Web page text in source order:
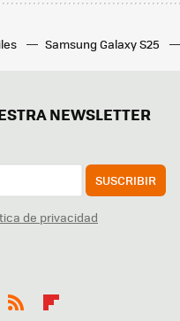
Samsung Galaxy S25
NEWSLETTER
SUSCRIBIR
de privacidad